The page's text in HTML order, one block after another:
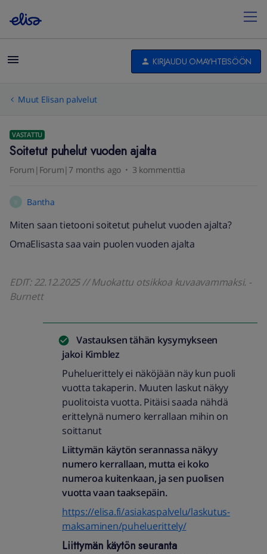
KIRJAUDU OMAYHTEISÖÖN
Muut Elisan palvelut
VASTATTU
Soitetut puhelut vuoden ajalta
Forum|Forum|7 months ago 3 kommenttia
Bantha
Miten saan tietooni soitetut puhelut vuoden ajalta?
OmaElisasta saa vain puolen vuoden ajalta
EDIT: 22.12.2025 // Muokattu otsikkoa kuvaavammaksi. -
Burnett
Vastauksen tähän kysymykseen
jakoi Kimblez
Puheluerittely ei näköjään näy kun puoli
vuotta takaperin. Muuten laskut näkyy
puolitoista vuotta. Pitäisi saada nähdä
erittelynä numero kerrallaan mihin on
soittanut
Liittymän käytön serannassa näkyy
numero kerrallaan, mutta ei koko
numeroa kuitenkaan, ja sen puolisen
vuotta vaan taaksepäin.
https://elisa.fi/asiakaspalvelu/laskutus-
maksaminen/puheluerittely/
Liittymän käytön seuranta